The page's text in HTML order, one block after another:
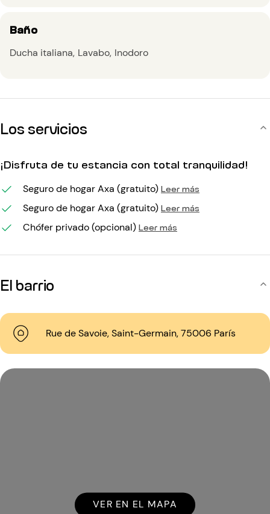
Baño
Ducha italiana Lavabo Inodoro
Los servicios
¡Disfruta de tu estancia con total tranquilidad!
Seguro de hogar Axa (gratuito) Leer más
Seguro de hogar Axa (gratuito) Leer más
Chófer privado (opcional) Leer más
El barrio
Rue de Savoie, Saint-Germain, 75006 París
VER EN EL MAPA